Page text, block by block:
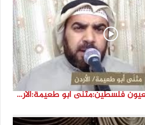
انتماء2020:موال لعيون فلسطين:مثنّى أبو طعيمة:الأردن